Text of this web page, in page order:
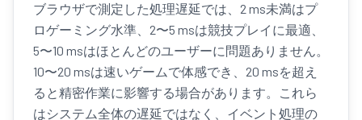
ブラウザで測定した処理遅延では、2 ms未満はプ
ロゲーミング水準、2〜5 msは競技プレイに最適、
5〜10 msはほとんどのユーザーに問題ありません。
10〜20 msは速いゲームで体感でき、20 msを超え
ると精密作業に影響する場合があります。これら
はシステム全体の遅延ではなく、イベント処理の